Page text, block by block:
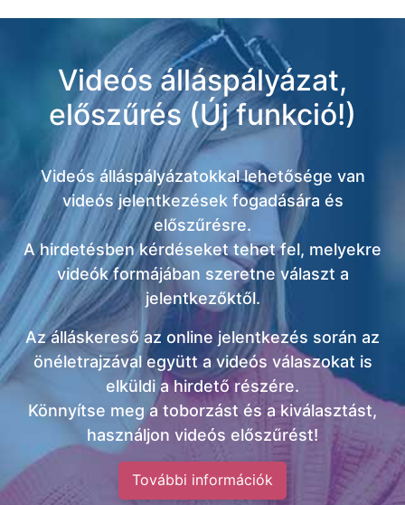
Videós álláspályázat,
előszűrés (Új funkció!)
Videós álláspályázatokkal lehetősége van
videós jelentkezések fogadására és
előszűrésre.
A hirdetésben kérdéseket tehet fel, melyekre
videók formájában szeretne választ a
jelentkezőktől.
Az álláskereső az online jelentkezés során az
önéletrajzával együtt a videós válaszokat is
elküldi a hirdető részére.
Könnyítse meg a toborzást és a kiválasztást,
használjon videós előszűrést!
További információk